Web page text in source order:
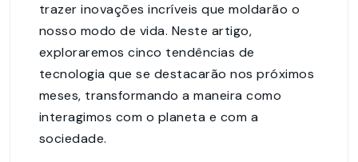
trazer inovações incríveis que moldarão o
nosso modo de vida. Neste artigo,
exploraremos cinco tendências de
tecnologia que se destacarão nos próximos
meses, transformando a maneira como
interagimos com o planeta e com a
sociedade.